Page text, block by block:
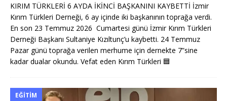
KIRIM TÜRKLERİ 6 AYDA İKİNCİ BAŞKANINI KAYBETTİ İzmir
Kırım Türkleri Derneği, 6 ay içinde iki başkanının toprağa verdi.
En son 23 Temmuz 2026 Cumartesi günü İzmir Kırım Türkleri
Derneği Başkanı Sultaniye Kızıltunç’u kaybetti. 24 Temmuz
Pazar günü toprağa verilen merhume için dernekte 7”sine
kadar dualar okundu. Vefat eden Kırım Türkleri 🟦
EĞITIM